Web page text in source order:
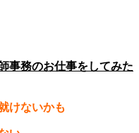
事務のお仕事をしてみた
けないかも